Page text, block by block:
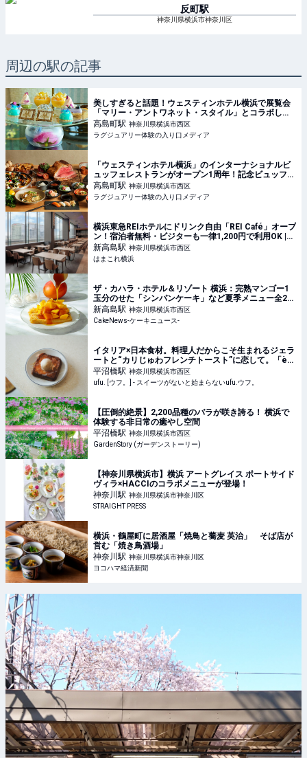
反町駅
神奈川県横浜市神奈川区
周辺の駅の記事
美しすぎると話題！ウェスティンホテル横浜で展覧会
「マリー・アントワネット・スタイル」とコラボした
アフタヌーンティーが開催中【実食レポート】
高島町駅 神奈川県横浜市西区
ラグジュアリー体験の入り口メディア
「ウェスティンホテル横浜」のインターナショナルビ
ュッフェレストランがオープン1周年！記念ビュッフェ
を堪能
高島町駅 神奈川県横浜市西区
ラグジュアリー体験の入り口メディア
横浜東急REIホテルにドリンク自由「REI Café」オープ
ン！宿泊者無料・ビジターも一律1,200円で利用OK |
はまこれ横浜
新高島駅 神奈川県横浜市西区
はまこれ横浜
ザ・カハラ・ホテル＆リゾート 横浜：完熟マンゴー1
玉分のせた「シンパンケーキ」など夏季メニュー全2
種、6月1日より4ヵ月展開
新高島駅 神奈川県横浜市西区
CakeNews-ケーキニュース-
イタリア×日本食材。料理人だからこそ生まれるジェラ
ートと“カリじゅわフレンチトースト”に恋して。「è
più（エピュウ）」（横浜） - ufu. [ウフ。]
平沼橋駅 神奈川県横浜市西区
ufu. [ウフ。] - スイーツがないと始まらないufu.ウフ。
【圧倒的絶景】2,200品種のバラが咲き誇る！ 横浜で
体験する非日常の癒やし空間
平沼橋駅 神奈川県横浜市西区
GardenStory (ガーデンストーリー)
【神奈川県横浜市】横浜 アートグレイス ポートサイド
ヴィラ×HACCIのコラボメニューが登場！
神奈川駅 神奈川県横浜市神奈川区
STRAIGHT PRESS
横浜・鶴屋町に居酒屋「焼鳥と蕎麦 英治」 そば店が
営む「焼き鳥酒場」
神奈川駅 神奈川県横浜市神奈川区
ヨコハマ経済新聞